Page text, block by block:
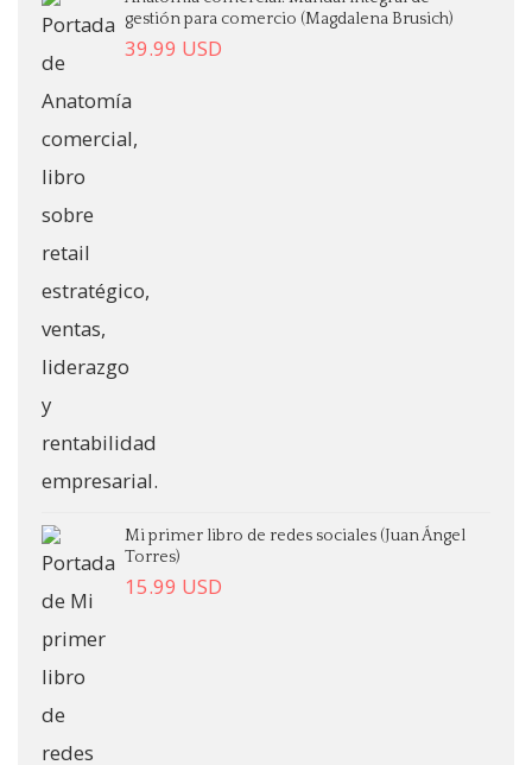
gestión para comercio (Magdalena Brusich)
39.99 USD
Mi primer libro de redes sociales (Juan Ángel
Torres)
15.99 USD